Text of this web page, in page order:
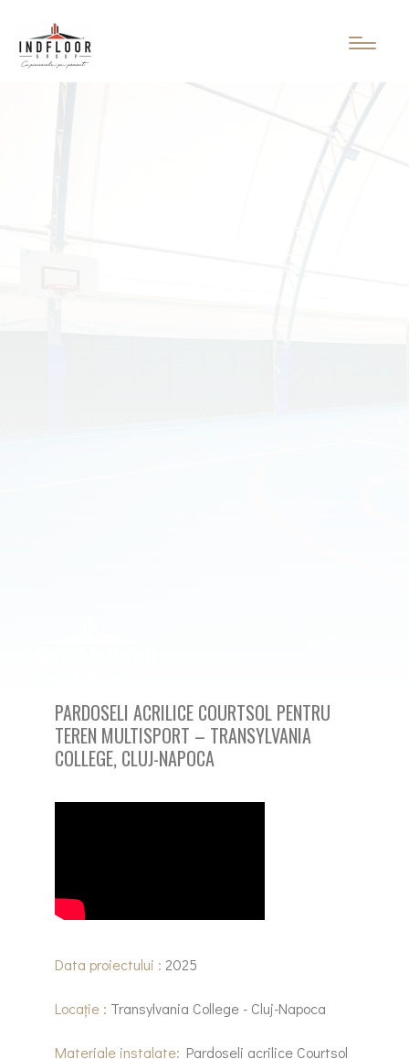
PARDOSELI ACRILICE COURTSOL PENTRU
TEREN MULTISPORT – TRANSYLVANIA
COLLEGE, CLUJ-NAPOCA
Data proiectului : 2025
Locație : Transylvania College - Cluj-Napoca
Materiale instalate: Pardoseli acrilice Courtsol